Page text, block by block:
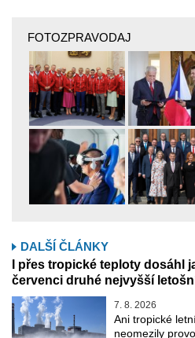
FOTOZPRAVODAJ
DALŠÍ ČLÁNKY
I přes tropické teploty dosáhl
červenci druhé nejvyšší
7. 8. 2026
Ani tropické
neomezily